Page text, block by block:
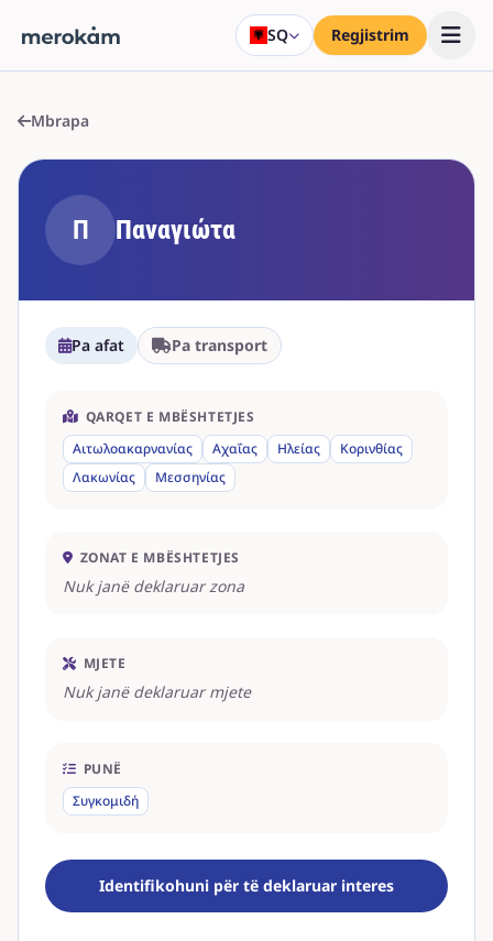
SQ Regjistrim
Mbrapa
Π Παναγιώτα
Pa afat Pa transport
QARQET E MBËSHTETJES
Αιτωλοακαρνανίας
Αχαΐας Ηλείας
Κορινθίας
Λακωνίας
Μεσσηνίας
ZONAT E MBËSHTETJES
Nuk janë deklaruar zona
MJETE
Nuk janë deklaruar mjete
PUNË
Συγκομιδή
Identifikohuni për të deklaruar interes